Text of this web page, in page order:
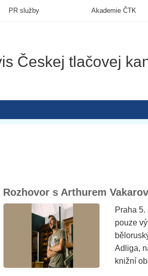
Českej tlačovej
PR služby Akademie ČTK
Rozhovor s Arthurem
Praha
pouze
Adliga,
knižní